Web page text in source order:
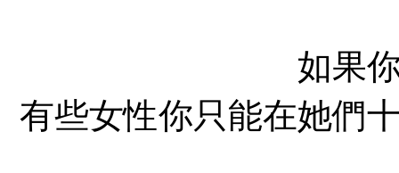
如果
有些女性你只能在她們